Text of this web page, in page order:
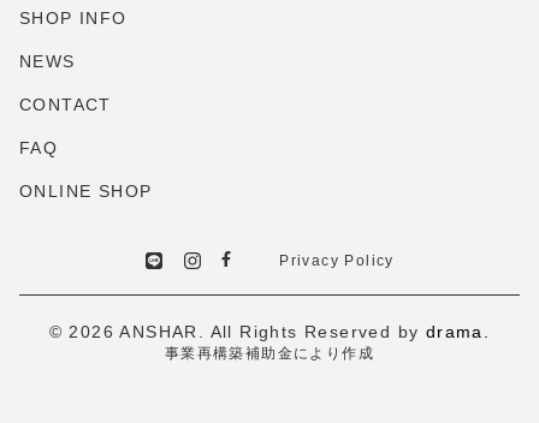
SHOP INFO
NEWS
CONTACT
FAQ
ONLINE SHOP
Privacy Policy
© 2026 ANSHAR. All Rights Reserved by drama.
事業再構築補助金により作成